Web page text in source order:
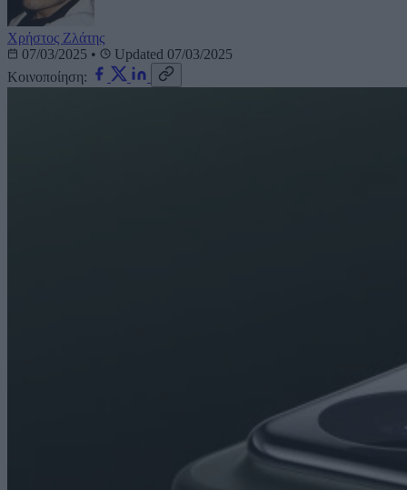
Χρήστος Ζλάτης
07/03/2025 •
Updated 07/03/2025
Κοινοποίηση: